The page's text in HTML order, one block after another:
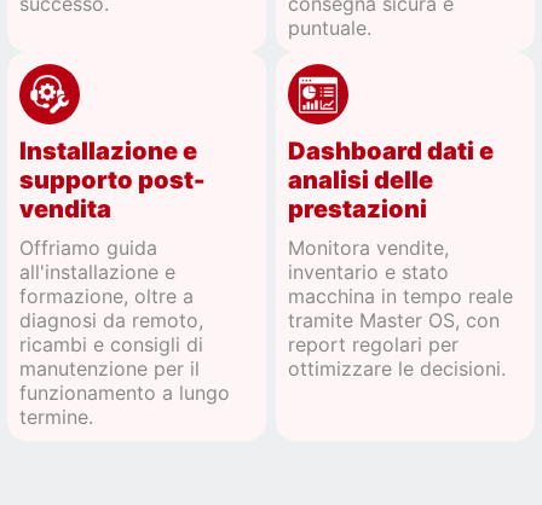
puntuale.
Installazione e
supporto post-
vendita
Offriamo guida
all'installazione e
formazione, oltre a
diagnosi da remoto,
ricambi e consigli di
manutenzione per il
funzionamento a lungo
termine.
Dashboard dati e
analisi delle
prestazioni
Monitora vendite,
inventario e stato
macchina in tempo reale
tramite Master OS, con
report regolari per
ottimizzare le decisioni.